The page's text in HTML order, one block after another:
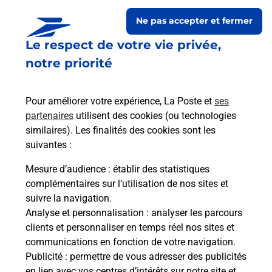
Le respect de votre vie privée,
notre priorité
Pour améliorer votre expérience, La Poste et ses
partenaires utilisent des cookies (ou technologies
similaires). Les finalités des cookies sont les
suivantes :
Mesure d’audience : établir des statistiques
complémentaires sur l’utilisation de nos sites et
suivre la navigation.
Analyse et personnalisation : analyser les parcours
clients et personnaliser en temps réel nos sites et
communications en fonction de votre navigation.
Publicité : permettre de vous adresser des publicités
Ne pas accepter et fermer
Boîte aux lettres La Poste
Prochaine collecte du courrier vendredi
09h00
4 Place Loizelot
52500 Velles
Itinéraire
Le lien s'ouvre dans un nouvel onglet